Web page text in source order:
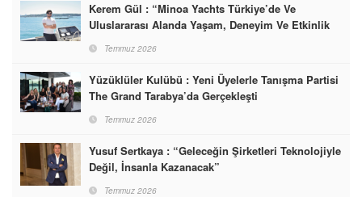
Kerem Gül : “Minoa Yachts Türkiye’de Ve
Uluslararası Alanda Yaşam, Deneyim Ve Etkinlik
Markası Olacak”
Temmuz 2026
Yüzüklüler Kulübü : Yeni Üyelerle Tanışma Partisi
The Grand Tarabya’da Gerçekleşti
Temmuz 2026
Yusuf Sertkaya : “Geleceğin Şirketleri Teknolojiyle
Değil, İnsanla Kazanacak”
Temmuz 2026